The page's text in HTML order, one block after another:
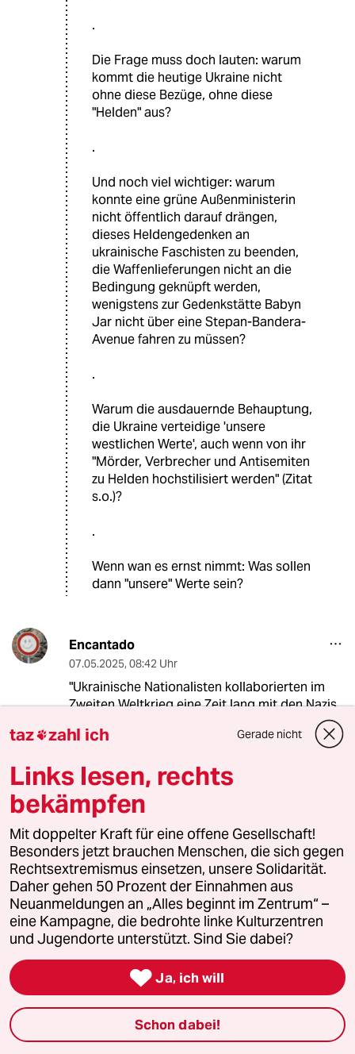
.
Die Frage muss doch lauten: warum
kommt die heutige Ukraine nicht
ohne diese Bezüge, ohne diese
"Helden" aus?
.
Und noch viel wichtiger: warum
konnte eine grüne Außenministerin
nicht öffentlich darauf drängen,
dieses Heldengedenken an
ukrainische Faschisten zu beenden,
die Waffenlieferungen nicht an die
Bedingung geknüpft werden,
wenigstens zur Gedenkstätte Babyn
Jar nicht über eine Stepan-Bandera-
Avenue fahren zu müssen?
.
Warum die ausdauernde Behauptung,
die Ukraine verteidige 'unsere
westlichen Werte', auch wenn von ihr
"Mörder, Verbrecher und Antisemiten
zu Helden hochstilisiert werden" (Zitat
s.o.)?
.
Wenn wan es ernst nimmt: Was sollen
dann "unsere" Werte sein?
Encantado
07.05.2025, 08:42 Uhr
"Ukrainische Nationalisten kollaborierten im
Zweiten Weltkrieg eine Zeit lang mit den Nazis.
Propaganda."
Spannend dabei ja auch die Tatsache, dass
Stalin mit Hitler ebenfalls kollaboriert hat.
Aber hey, das war ja was to-tal anderes.
ke1ner
07.05.2025, 10:10 Uhr
@Encantado:
Grausamkeit Stalins, seine
Verbrechen, mit dem mörderischen
Nihilismus des Nationalsozialismus
gleichzusetzen.
taz zahl ich Gerade nicht
Links lesen, rechts
bekämpfen
Mit doppelter Kraft für eine offene Gesellschaft!
Besonders jetzt brauchen Menschen, die sich gegen
Rechtsextremismus einsetzen, unsere Solidarität.
Daher gehen 50 Prozent der Einnahmen aus
Neuanmeldungen an „Alles beginnt im Zentrum“ –
eine Kampagne, die bedrohte linke Kulturzentren
und Jugendorte unterstützt. Sind Sie dabei?
 Ja, ich will
Schon dabei!